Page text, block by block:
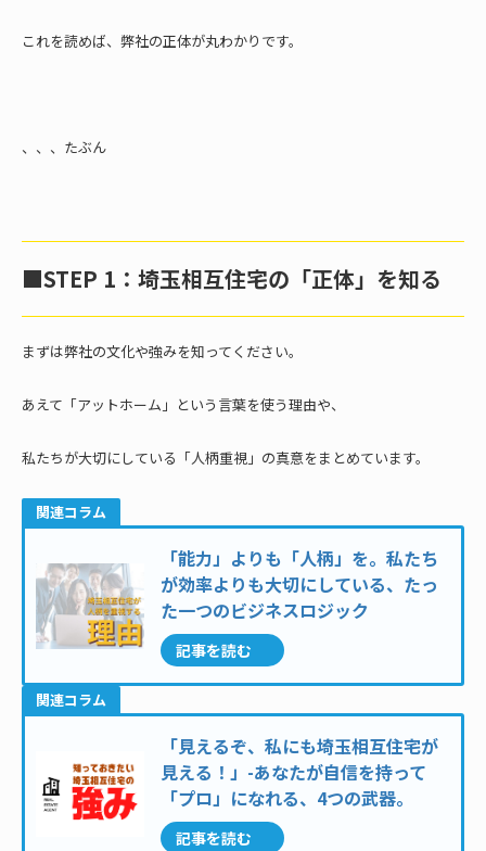
これを読めば、弊社の正体が丸わかりです。
、、、たぶん
■STEP 1：埼玉相互住宅の「正体」を知る
まずは弊社の文化や強みを知ってください。
あえて「アットホーム」という言葉を使う理由や、
私たちが大切にしている「人柄重視」の真意をまとめています。
関連コラム
「能力」よりも「人柄」を。私たち
が効率よりも大切にしている、たっ
た一つのビジネスロジック
記事を読む
関連コラム
「見えるぞ、私にも埼玉相互住宅が
見える！」-あなたが自信を持って
「プロ」になれる、4つの武器。
記事を読む